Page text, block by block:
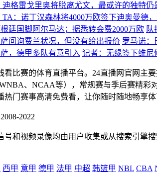
迪格雷戈里奥将脱离尤文，最或许的独特仍
TA：诺丁汉森林将4000万欧签下迪奥曼德
廷国脚阿尔马达；据悉转会费2000万欧 队
问询费兰状况，但没有给出报价 罗马诺：
，德甲多队有意引入 记者：无缘签下维尼
看比赛的体育直播平台。24直播网官网主
、NCAA等），常规赛与季后赛精彩
热门赛事高清免费看，让你随时随地畅享体
2022
号和视频录像均由用户收集或从搜索引擎
西甲 意甲 德甲 法甲 中超 韩篮甲 NBL CBA